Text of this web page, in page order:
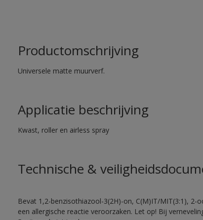
Productomschrijving
Universele matte muurverf.
Applicatie beschrijving
Kwast, roller en airless spray
Technische &
Bevat 1,2-benzisothiazool-3(2H)-on, C(M)IT/MIT(3:1),
een allergische reactie veroorzaken. Let op! Bij